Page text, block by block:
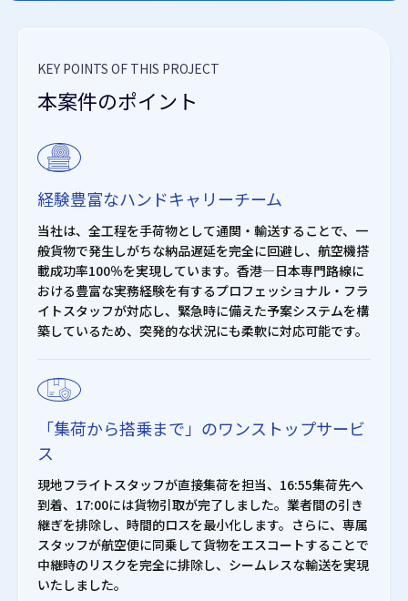
KEY POINTS OF THIS PROJECT
本案件のポイント
経験豊富なハンドキャリーチーム
当社は、全工程を手荷物として通関・輸送することで、一
般貨物で発生しがちな納品遅延を完全に回避し、航空機搭
載成功率100％を実現しています。香港―日本専門路線に
おける豊富な実務経験を有するプロフェッショナル・フラ
イトスタッフが対応し、緊急時に備えた予案システムを構
築しているため、突発的な状況にも柔軟に対応可能です。
「集荷から搭乗まで」のワンストップサービ
ス
現地フライトスタッフが直接集荷を担当、16:55集荷先へ
到着、17:00には貨物引取が完了しました。業者間の引き
継ぎを排除し、時間的ロスを最小化します。さらに、専属
スタッフが航空便に同乗して貨物をエスコートすることで
中継時のリスクを完全に排除し、シームレスな輸送を実現
いたしました。